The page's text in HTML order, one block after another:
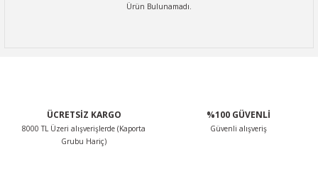
Ürün Bulunamadı.
ÜCRETSİZ KARGO
8000 TL Üzeri alışverişlerde (Kaporta
Grubu Hariç)
%100 GÜVENLİ
Güvenli alışveriş